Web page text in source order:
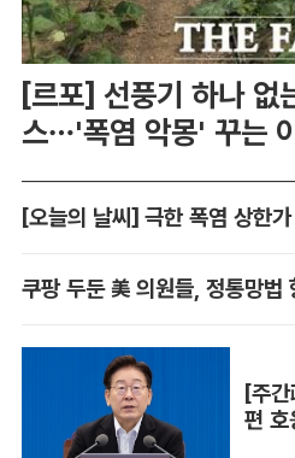
[르포] 선풍기 하나 없
스…'폭염 악몽' 꾸는
[주
편